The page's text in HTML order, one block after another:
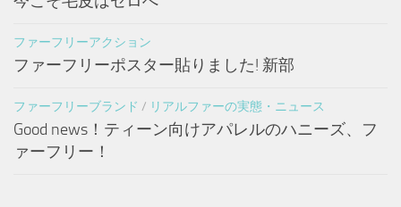
ファーフリーアクション
ファーフリーポスター貼りました! 新部
ファーフリーブランド / リアルファーの実態・ニュース
Good news！ティーン向けアパレルのハニーズ、フ
ァーフリー！